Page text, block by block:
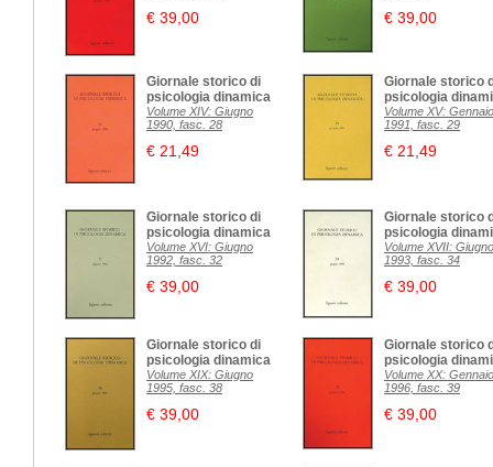
€ 39,00 € 39,00
Giornale storico di
psicologia dinamica
Volume XIV: Giugno
1990, fasc. 28
€ 21,49
Giornale storico
psicologia
Volume XV: Gennaio
1991, fasc. 29
€ 21,49
Giornale storico di
psicologia dinamica
Volume XVI: Giugno
1992, fasc. 32
€ 39,00
Giornale storico
psicologia
Volume XVII: Giugno
1993, fasc. 34
€ 39,00
Giornale storico di
psicologia dinamica
Volume XIX: Giugno
1995, fasc. 38
€ 39,00
Giornale storico
psicologia
Volume XX: Gennaio
1996, fasc. 39
€ 39,00